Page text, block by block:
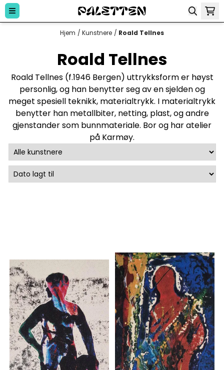
Hopp til innhold
Hjem / Kunstnere / Roald Tellnes
Roald Tellnes
Roald Tellnes (f.1946 Bergen) uttrykksform er høyst
personlig, og han benytter seg av en sjelden og
meget spesiell teknikk, materialtrykk. I materialtrykk
benytter han metallbiter, netting, plast, og andre
gjenstander som bunnmateriale. Bor og har atelier
på Karmøy.